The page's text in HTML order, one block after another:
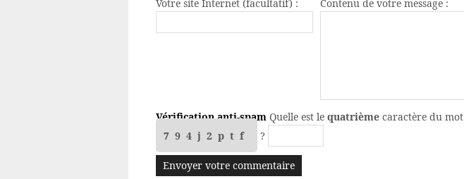
Votre site Internet (facultatif) : Contenu de votre message :
Vérification anti-spam Quelle est lequatrième caractère du mot
794j2ptf
?